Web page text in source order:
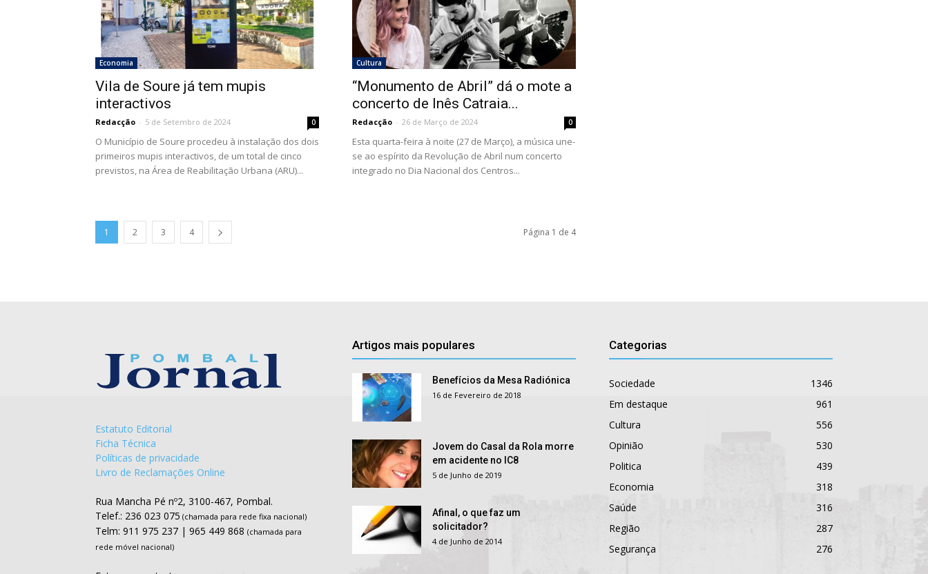
Economia
Vila de Soure já tem mupis
interactivos
Redacção - 5 de Setembro de 2024 0
O Município de Soure procedeu à instalação dos dois
primeiros mupis interactivos, de um total de cinco
previstos, na Área de Reabilitação Urbana (ARU)...
Cultura
“Monumento de Abril” dá o mote a
concerto de Inês Catraia...
Redacção - 26 de Março de 2024 0
Esta quarta-feira à noite (27 de Março), a música une-
se ao espírito da Revolução de Abril num concerto
integrado no Dia Nacional dos Centros...
1 2 3 4 Página 1 de 4
Estatuto Editorial
Ficha Técnica
Políticas de privacidade
Livro de Reclamações Online
Rua Mancha Pé nº2, 3100-467, Pombal.
Telef.: 236 023 075 (chamada para rede fixa nacional)
Telm: 911 975 237 | 965 449 868 (chamada para
rede móvel nacional)
Artigos mais populares
Benefícios da Mesa Radiónica
16 de Fevereiro de 2018
Jovem do Casal da Rola morre
em acidente no IC8
5 de Junho de 2019
Afinal, o que faz um
solicitador?
4 de Junho de 2014
Categorias
Sociedade
1346
Em destaque
961
Cultura
556
Opinião
530
Politica
439
Economia
318
Saúde
316
Região
287
Segurança
276